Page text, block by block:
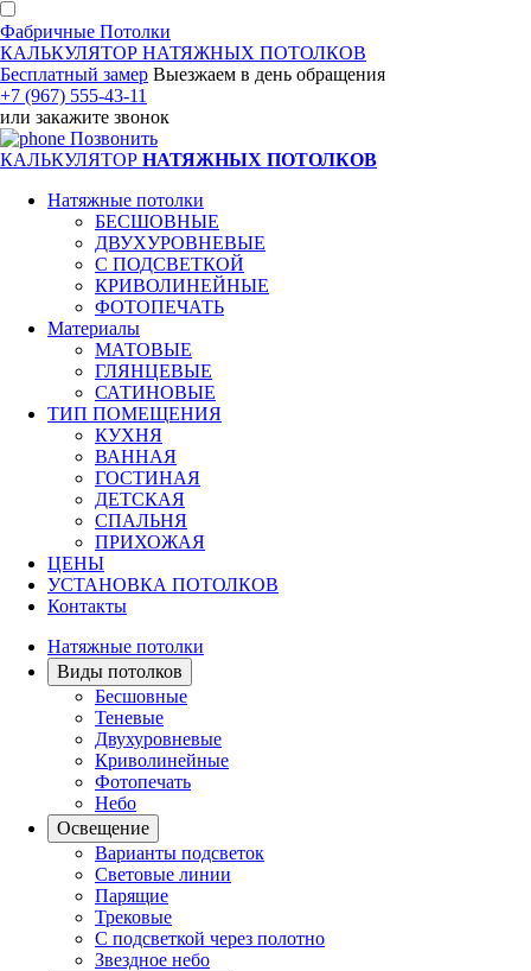
Фабричные Потолки
КАЛЬКУЛЯТОР НАТЯЖНЫХ ПОТОЛКОВ
Бесплатный замер Выезжаем в день обращения
+7 (967) 555-43-11
или закажите звонок
Позвонить
КАЛЬКУЛЯТОР НАТЯЖНЫХ ПОТОЛКОВ
Натяжные потолки
БЕСШОВНЫЕ
ДВУХУРОВНЕВЫЕ
С ПОДСВЕТКОЙ
КРИВОЛИНЕЙНЫЕ
ФОТОПЕЧАТЬ
Материалы
МАТОВЫЕ
ГЛЯНЦЕВЫЕ
САТИНОВЫЕ
ТИП ПОМЕЩЕНИЯ
КУХНЯ
ВАННАЯ
ГОСТИНАЯ
ДЕТСКАЯ
СПАЛЬНЯ
ПРИХОЖАЯ
ЦЕНЫ
УСТАНОВКА ПОТОЛКОВ
Контакты
Натяжные потолки
Виды потолков
Бесшовные
Теневые
Двухуровневые
Криволинейные
Фотопечать
Небо
Освещение
Варианты подсветок
Световые линии
Парящие
Трековые
С подсветкой через полотно
Звездное небо